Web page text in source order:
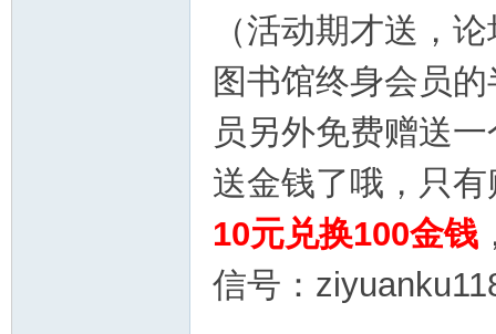
（活动期才送，
图书馆终身会员
员 另外免费赠送
送金钱了哦，只
10元兑换100金钱
信号：